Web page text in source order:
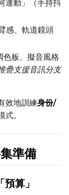
Guidance
have no
Target Dataset
運動」（手持抖
感、軌道鏡頭
色板、擬音風格
疊支援音訊分支
效地訓練身份/
。
準備
算」